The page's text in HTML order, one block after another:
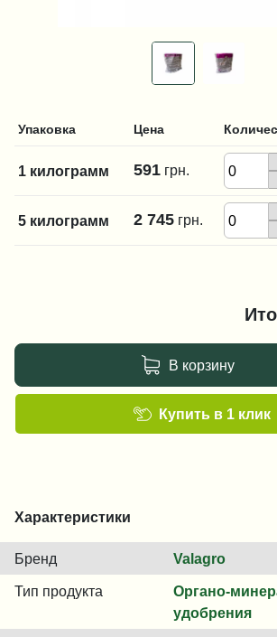
Упаковка Цена
1 килограмм 591 грн.
5 килограмм 2 745 грн.
В корзину
Купить в 1 клик
Характеристики
Бренд Valagro
Тип продукта
Органо-
удобрения